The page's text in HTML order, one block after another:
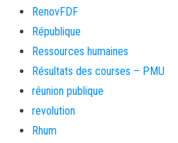
RenovFDF
République
Ressources humaines
Résultats des courses – PMU
réunion publique
revolution
Rhum